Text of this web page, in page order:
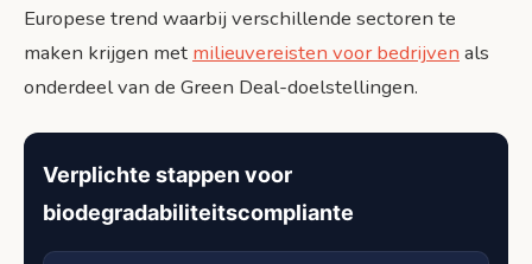
Europese trend waarbij verschillende sectoren te
maken krijgen met milieuvereisten voor bedrijven als
onderdeel van de Green Deal-doelstellingen.
Verplichte stappen voor
biodegradabiliteitscompliante